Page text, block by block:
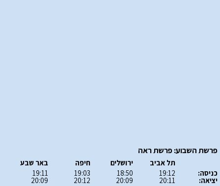
פרשת השבוע: פרשת ראה
כניסה:
יציאה:
תל אביב
19:12
20:11
ירושלים
18:50
20:09
חיפה
19:03
20:12
באר שבע
19:11
20:09